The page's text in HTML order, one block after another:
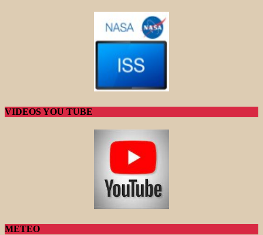
VIDEOS YOU TUBE
METEO